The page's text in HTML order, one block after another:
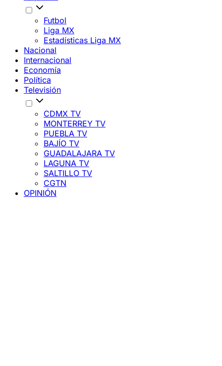
Futbol
Liga MX
Estadísticas Liga MX
Nacional
Internacional
Economía
Política
Televisión
CDMX TV
MONTERREY TV
PUEBLA TV
BAJÍO TV
GUADALAJARA TV
LAGUNA TV
SALTILLO TV
CGTN
OPINIÓN